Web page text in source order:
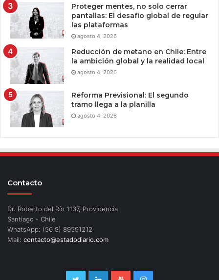
Proteger mentes, no solo cerrar
pantallas: El desafío global de regular
las plataformas
agosto 4, 2026
Reducción de metano en Chile: Entre
la ambición global y la realidad local
agosto 4, 2026
Reforma Previsional: El segundo
tramo llega a la planilla
agosto 4, 2026
Contacto
Dr. Roberto del Río 1137, Providencia
Santiago - Chile
WhatsApp: (56 9) 89591212
Mail: contacto@estadodiario.com